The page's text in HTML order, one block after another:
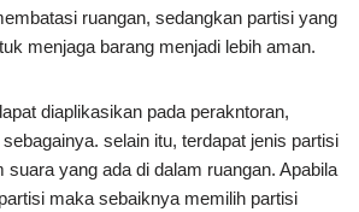
ruangan, sedangkan partisi yang
menjaga barang menjadi lebih aman.
diaplikasikan pada perakntoran,
selain itu, terdapat jenis partisi
suara yang ada di dalam ruangan. Apabila
maka sebaiknya memilih partisi